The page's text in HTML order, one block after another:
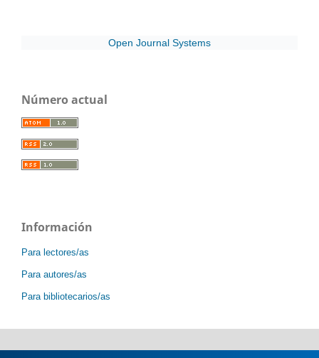
Open Journal Systems
Número actual
Información
Para lectores/as
Para autores/as
Para bibliotecarios/as